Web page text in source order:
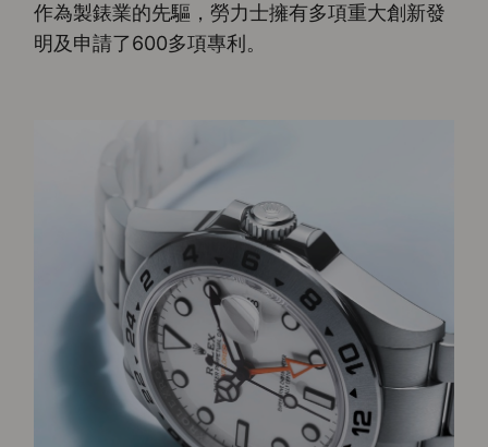
作為製錶業的先驅，勞力士擁有多項重大創新發
明及申請了600多項專利。